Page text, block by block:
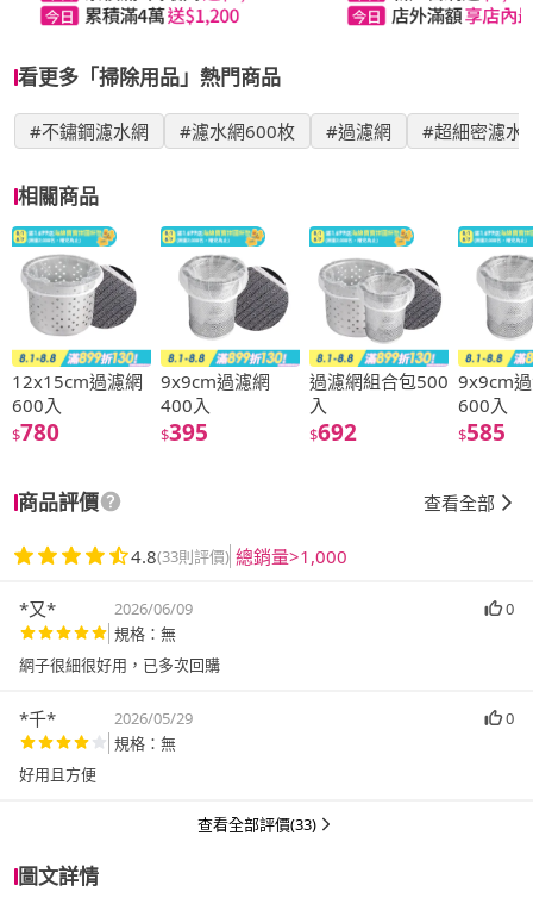
看更多「掃除用品」熱門商品
#不鏽鋼濾水網 #濾水網600枚 #過濾網 #超細密濾水
相關商品
12x15cm過濾網
600入
$780
9x9cm過濾網
400入
$395
過濾網組合包500
入
$692
9x9cm
600入
$585
商品評價 查看全部
4.8(33則評價) 總銷量>1,000
*又* 2026/06/09
0
規格：無
網子很細很好用，已多次回購
*千* 2026/05/29
0
規格：無
好用且方便
查看全部評價(33)
圖文詳情